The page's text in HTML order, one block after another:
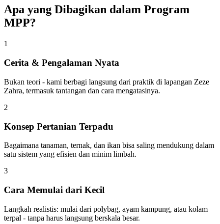
Apa yang Dibagikan dalam Program
MPP?
1
Cerita & Pengalaman Nyata
Bukan teori - kami berbagi langsung dari praktik di lapangan Zeze
Zahra, termasuk tantangan dan cara mengatasinya.
2
Konsep Pertanian Terpadu
Bagaimana tanaman, ternak, dan ikan bisa saling mendukung dalam
satu sistem yang efisien dan minim limbah.
3
Cara Memulai dari Kecil
Langkah realistis: mulai dari polybag, ayam kampung, atau kolam
terpal - tanpa harus langsung berskala besar.